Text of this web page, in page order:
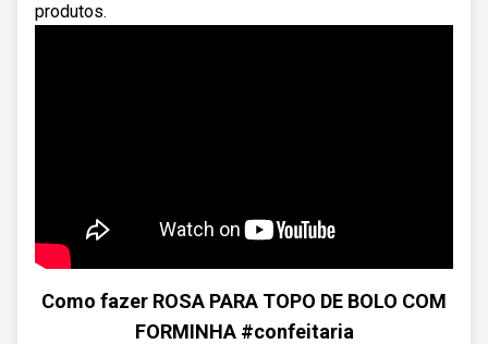
produtos.
Como fazer ROSA PARA TOPO DE BOLO COM
FORMINHA #confeitaria